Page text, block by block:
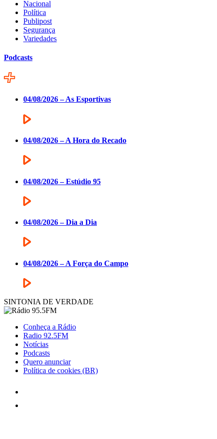
Nacional
Política
Publipost
Segurança
Variedades
Podcasts
04/08/2026 – As Esportivas
04/08/2026 – A Hora do Recado
04/08/2026 – Estúdio 95
04/08/2026 – Dia a Dia
04/08/2026 – A Força do Campo
SINTONIA DE VERDADE
Conheça a Rádio
Radio 92.5FM
Notícias
Podcasts
Quero anunciar
Política de cookies (BR)